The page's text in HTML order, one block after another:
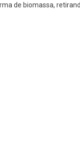
de biomassa,